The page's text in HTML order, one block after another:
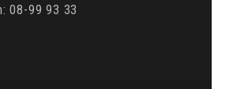
08-99 93 33